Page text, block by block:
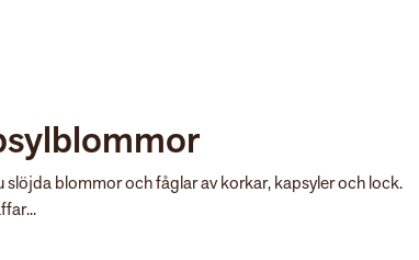
slöjda blommor och fåglar av korkar, kapsyler och lock.